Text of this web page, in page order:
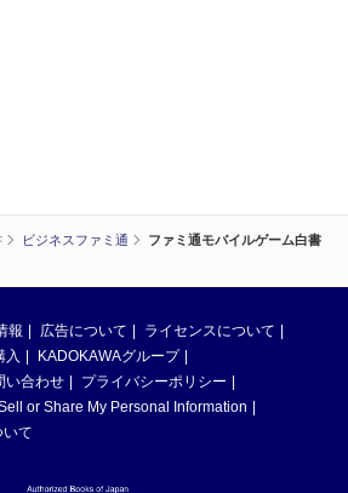
ビジネスファミ通
ファミ通モバイルゲーム白書
報 広告について
ライセンスについて
入
KADOKAWAグループ
い合わせ
プライバシーポリシー
or Share My Personal Information
て